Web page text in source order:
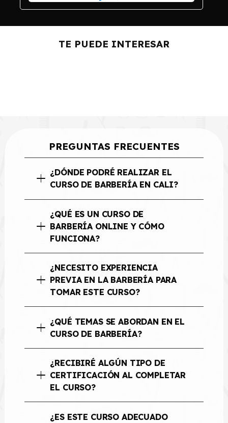
TE PUEDE INTERESAR
Básico
Curso De Estilismo En
PREGUNTAS FRECUENTES
¿DÓNDE PODRÉ REALIZAR EL
CURSO DE BARBERÍA EN CALI?
¿QUÉ ES UN CURSO DE
BARBERÍA ONLINE Y CÓMO
FUNCIONA?
¿NECESITO EXPERIENCIA
PREVIA EN LA BARBERÍA PARA
TOMAR ESTE CURSO?
¿QUÉ TEMAS SE ABORDAN EN EL
CURSO DE BARBERÍA?
¿RECIBIRÉ ALGÚN TIPO DE
CERTIFICACIÓN AL COMPLETAR
EL CURSO?
¿ES ESTE CURSO ADECUADO